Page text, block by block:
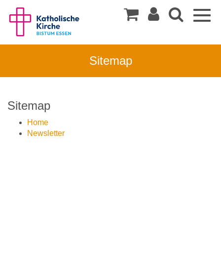
Sitemap
Sitemap
Home
Newsletter